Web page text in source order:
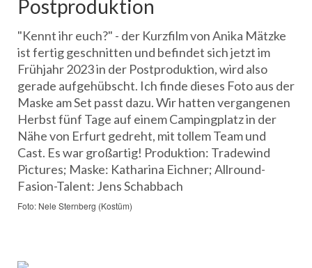
Postproduktion
"Kennt ihr euch?" - der Kurzfilm von Anika Mätzke
ist fertig geschnitten und befindet sich jetzt im
Frühjahr 2023 in der Postproduktion, wird also
gerade aufgehübscht. Ich finde dieses Foto aus der
Maske am Set passt dazu. Wir hatten vergangenen
Herbst fünf Tage auf einem Campingplatz in der
Nähe von Erfurt gedreht, mit tollem Team und
Cast. Es war großartig! Produktion: Tradewind
Pictures; Maske: Katharina Eichner; Allround-
Fasion-Talent: Jens Schabbach
Foto: Nele Sternberg (Kostüm)